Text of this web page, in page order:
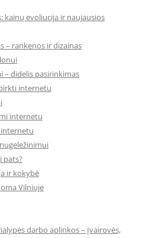
kainų evoliucija ir naujausios
– rankenos ir dizainas
– didelis pasirinkimas
internetu
internetu
pats?
ir kokybė
Vilniuje
darbo aplinkos – Įvairovės,